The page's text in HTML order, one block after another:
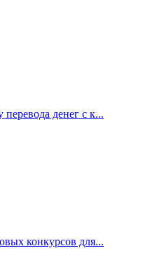
перевода денег с к...
конкурсов для...